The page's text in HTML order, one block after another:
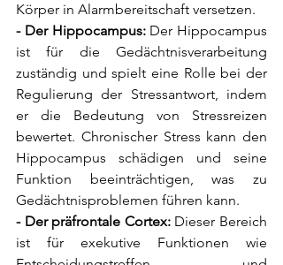
Körper in Alarmbereitschaft versetzen.
- Der Hippocampus: Der Hippocampus
ist für die Gedächtnisverarbeitung
zuständig und spielt eine Rolle bei der
Regulierung der Stressantwort, indem
er die Bedeutung von Stressreizen
bewertet. Chronischer Stress kann den
Hippocampus schädigen und seine
Funktion beeinträchtigen, was zu
Gedächtnisproblemen führen kann.
- Der präfrontale Cortex: Dieser Bereich
ist für exekutive Funktionen wie